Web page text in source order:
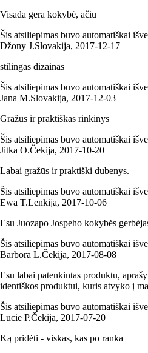
Visada gera kokybė, ačiū
Šis atsiliepimas buvo automatiškai
Džony J.Slovakija, 2017‑12‑17
stilingas dizainas
Šis atsiliepimas buvo automatiškai
Jana M.Slovakija, 2017‑12‑03
Gražus ir praktiškas rinkinys
Šis atsiliepimas buvo automatiškai
Jitka O.Čekija, 2017‑10‑20
Labai gražūs ir praktiški dubenys.
Šis atsiliepimas buvo automatiškai
Ewa T.Lenkija, 2017‑10‑06
Esu Juozapo Jospeho kokybės
Šis atsiliepimas buvo automatiškai
Barbora L.Čekija, 2017‑08‑08
Esu labai patenkintas produktu,
identiškos produktui, kuris atvyko į
Šis atsiliepimas buvo automatiškai
Lucie P.Čekija, 2017‑07‑20
Ką pridėti - viskas, kas po ranka